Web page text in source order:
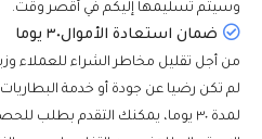
وسيتم تسليمها إليكم في أقصر وقت.
ضمان استعادة الأموال٣٠ يوما
من أجل تقليل مخاطر الشراء للعملاء
لم تكن رضيا عن جودة أو خدمة
لمدة ٣٠ يوما، يمكنك التقدم بطلب